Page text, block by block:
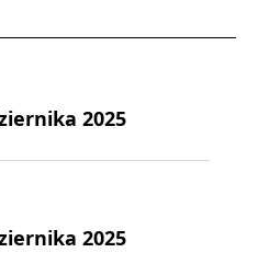
2025
2025